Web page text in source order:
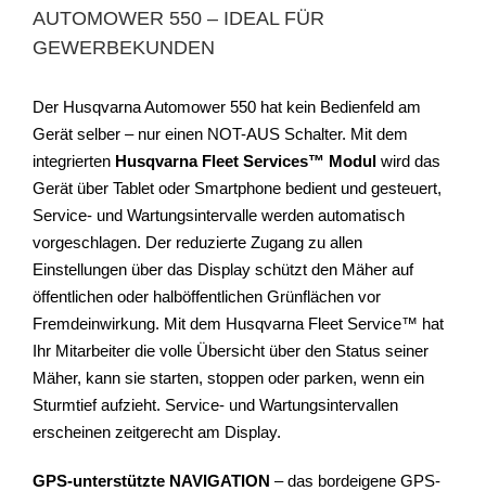
AUTOMOWER 550 – IDEAL FÜR
GEWERBEKUNDEN
Der Husqvarna Automower 550 hat kein Bedienfeld am
Gerät selber – nur einen NOT-AUS Schalter. Mit dem
integrierten Husqvarna Fleet Services™ Modul wird das
Gerät über Tablet oder Smartphone bedient und gesteuert,
Service- und Wartungsintervalle werden automatisch
vorgeschlagen. Der reduzierte Zugang zu allen
Einstellungen über das Display schützt den Mäher auf
öffentlichen oder halböffentlichen Grünflächen vor
Fremdeinwirkung. Mit dem Husqvarna Fleet Service™ hat
Ihr Mitarbeiter die volle Übersicht über den Status seiner
Mäher, kann sie starten, stoppen oder parken, wenn ein
Sturmtief aufzieht. Service- und Wartungsintervallen
erscheinen zeitgerecht am Display.
GPS-unterstützte NAVIGATION – das bordeigene GPS-